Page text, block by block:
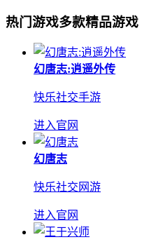
热门游戏多款精品游
幻唐志:逍遥外传
快乐社交手游
进入官网
幻唐志
快乐社交网游
进入官网